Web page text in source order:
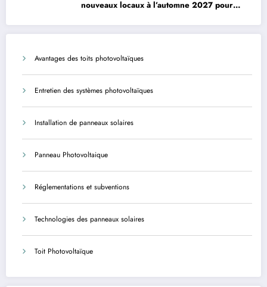
nouveaux locaux à l’automne 2027 pour
agents
Avantages des toits photovoltaïques
Entretien des systèmes photovoltaïques
Installation de panneaux solaires
Panneau Photovoltaique
Réglementations et subventions
Technologies des panneaux solaires
Toit Photovoltaïque